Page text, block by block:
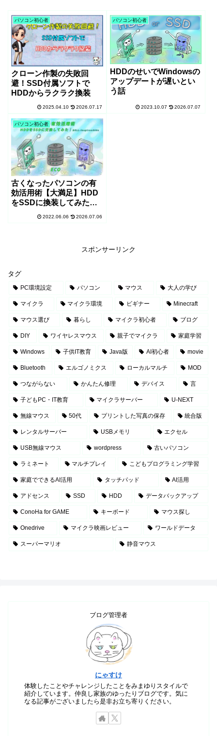
パソコン初心者
クローン作製の失敗回
避！SSD付属ソフトで
HDDからラクラク換装
2025.04.10 2026.07.17
パソコン初心者
HDDのせいでWindowsの
アップデートが遅いとい
う話
2023.10.07 2026.07.07
パソコン初心者
古くなったパソコンの有
効活用術【大満足】HDD
をSSDに換装してみた！
2022.06.06 2026.07.06
スポンサーリンク
タグ
PC環境設定 パソコン マウス 大人の学び
マイクラ マイクラ環境 ビギナー Minecraft
マウス選び 暮らし マイクラ初心者 ブログ
DIY ワイヤレスマウス 親子でマイクラ 家庭学習
Windows 子供IT教育 Java版 AI初心者 movie
Bluetooth エルゴノミクス ローカルマルチ MOD
つながらない かんたん修理 デバイス 言
子どもPC・IT教育 マイクラサーバー U-NEXT
無線マウス 50代 プリントした写真の保存 統合版
レンタルサーバー USBメモリ エクセル
USB無線マウス wordpress 古いパソコン
ラミネート マルチプレイ こどもプログラミング学習
家庭でできるAI活用 タッチパッド AI活用
アドセンス SSD HDD データバックアップ
ConoHa for GAME キーボード マウス探し
Onedrive マイクラ映画レビュー ワールドデータ
スーパーマリオ 静音マウス
ブログ管理者
にゃすけ
体験したことやチャレンジしたことをみまゆりスタイルで
紹介しています。仲良し家族のゆったりブログです。気に
なる記事がございましたら是非お立ち寄りください。